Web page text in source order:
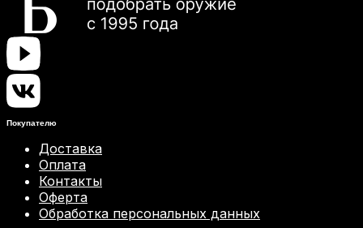
Покупателю
Доставка
Оплата
Контакты
Оферта
Обработка персональных данных